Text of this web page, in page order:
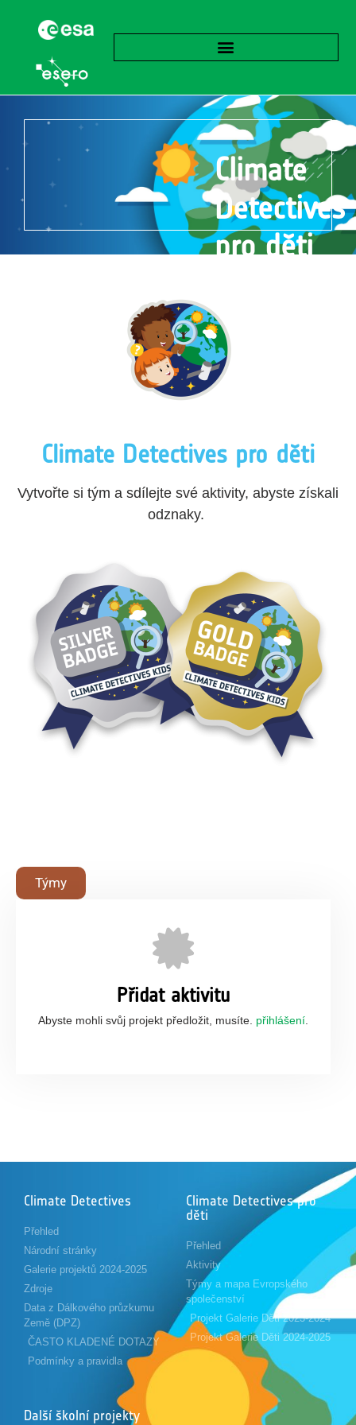
Climate
Detectives
pro děti
Climate Detectives pro děti
Vytvořte si tým a sdílejte své aktivity, abyste získali
odznaky.
Týmy
Přidat aktivitu
Abyste mohli svůj projekt předložit, musíte. přihlášení
Climate Detectives
Přehled
Národní stránky
Galerie projektů 2024-2025
Zdroje
Data z Dálkového průzkumu
Země (DPZ)
ČASTO KLADENÉ DOTAZY
Podmínky a pravidla
Climate Detectives pro
děti
Přehled
Aktivity
Týmy a mapa Evropského
společenství
Projekt Galerie Děti 2023-2024
Projekt Galerie Děti 2024-2025
Další školní projekty